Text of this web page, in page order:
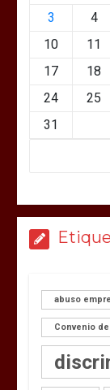
3
4
10
11
17
18
24
25
31
abuso
Convenio